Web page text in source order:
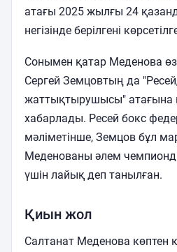
атағы 2025 жылғы 24
негізінде берілгені
Сонымен қатар Меденова
Сергей Земцовтың да
жаттықтырушысы" атағына
хабарлады. Ресей бокс
мәліметінше, Земцов бұл
Меденованы әлем
үшін лайық деп танылған.
Қиын жол
Салтанат Меденова көптен